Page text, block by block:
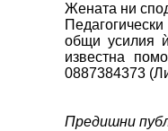
Жената ни
общи усилия
известна
0887384373
Предишни